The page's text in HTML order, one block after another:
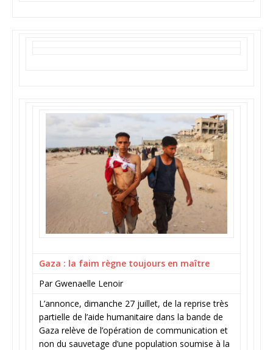
Gaza : la faim règne toujours en maître
Par Gwenaelle Lenoir
L’annonce, dimanche 27 juillet, de la reprise très
partielle de l’aide humanitaire dans la bande de
Gaza relève de l’opération de communication et
non du sauvetage d’une population soumise à la